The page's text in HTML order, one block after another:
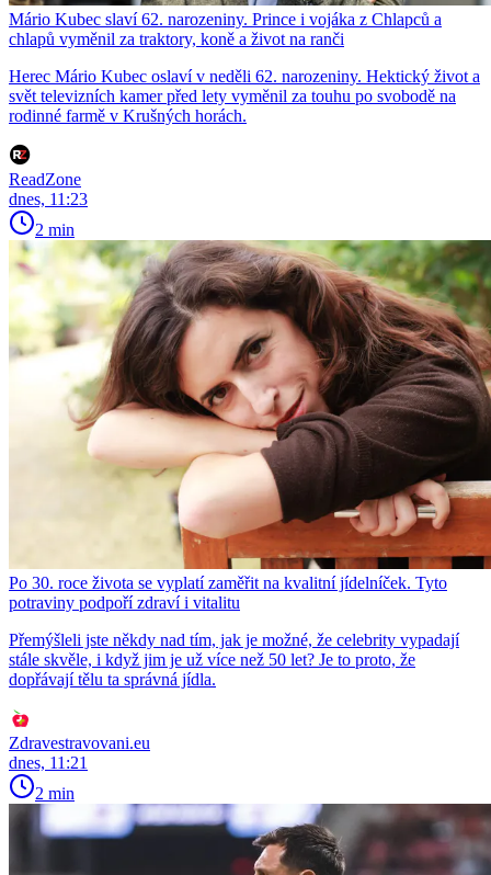
Mário Kubec slaví 62. narozeniny. Prince i vojáka z Chlapců a
chlapů vyměnil za traktory, koně a život na ranči
Herec Mário Kubec oslaví v neděli 62. narozeniny. Hektický život a
svět televizních kamer před lety vyměnil za touhu po svobodě na
rodinné farmě v Krušných horách.
ReadZone
dnes, 11:23
2 min
Po 30. roce života se vyplatí zaměřit na kvalitní jídelníček. Tyto
potraviny podpoří zdraví i vitalitu
Přemýšleli jste někdy nad tím, jak je možné, že celebrity vypadají
stále skvěle, i když jim je už více než 50 let? Je to proto, že
dopřávají tělu ta správná jídla.
Zdravestravovani.eu
dnes, 11:21
2 min